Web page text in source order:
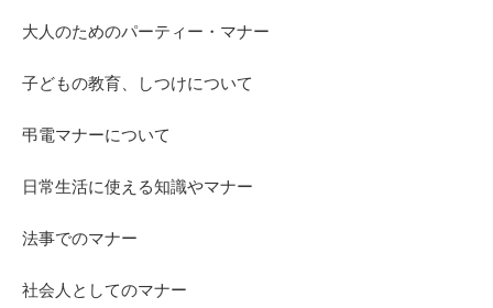
大人のためのパーティー・マナー
子どもの教育、しつけについて
弔電マナーについて
日常生活に使える知識やマナー
法事でのマナー
社会人としてのマナー